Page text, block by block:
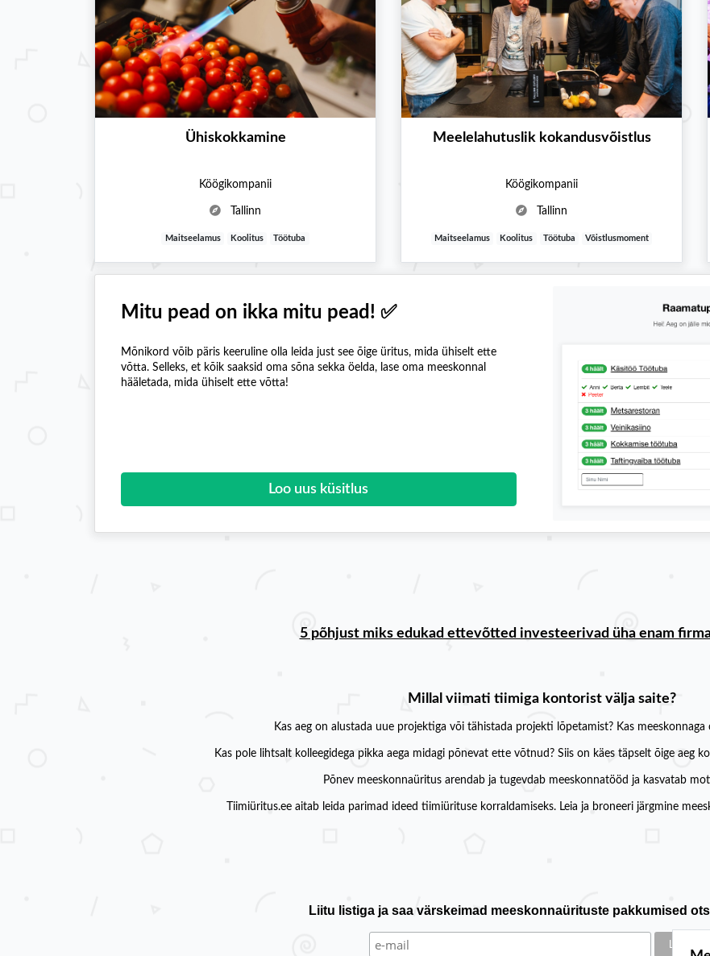
Ühiskokkamine
Köögikompanii
Tallinn
Maitseelamus Koolitus Töötuba
Meelelahutuslik kokandusvõistlus
Köögikompanii
Tallinn
Maitseelamus Koolitus Töötuba Võistlusmoment
Mitu pead on ikka mitu pead! ✅
Mõnikord võib päris keeruline olla leida just see õige üritus, mida ühiselt ette
võtta. Selleks, et kõik saaksid oma sõna sekka öelda, lase oma meeskonnal
hääletada, mida ühiselt ette võtta!
Loo uus küsitlus
5 põhjust miks edukad ettevõtted investeerivad üha enam
Millal viimati tiimiga kontorist välja saite?
Kas aeg on alustada uue projektiga või tähistada projekti lõpetamist? Kas meeskonnaga
Kas pole lihtsalt kolleegidega pikka aega midagi põnevat ette võtnud? Siis on käes täpselt õige aeg
Põnev meeskonnaüritus arendab ja tugevdab meeskonnatööd ja kasvatab
Tiimiüritus.ee aitab leida parimad ideed tiimiürituse korraldamiseks. Leia ja broneeri järgmine
Liitu listiga ja saa värskeimad meeskonnaürituste pakkumised